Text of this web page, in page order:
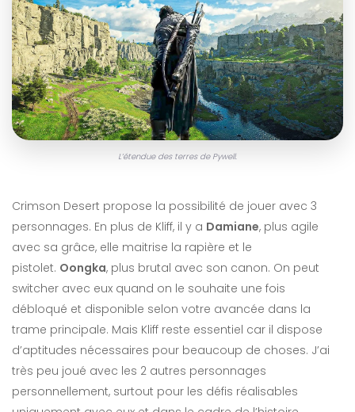
L’étendue des terres de Pywell.
Crimson Desert propose la possibilité de jouer avec 3
personnages. En plus de Kliff, il y a Damiane, plus agile
avec sa grâce, elle maitrise la rapière et le
pistolet. Oongka, plus brutal avec son canon. On peut
switcher avec eux quand on le souhaite une fois
débloqué et disponible selon votre avancée dans la
trame principale. Mais Kliff reste essentiel car il dispose
d’aptitudes nécessaires pour beaucoup de choses. J’ai
très peu joué avec les 2 autres personnages
personnellement, surtout pour les défis réalisables